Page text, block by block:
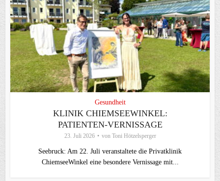
Gesundheit
KLINIK CHIEMSEEWINKEL:
PATIENTEN-VERNISSAGE
23. Juli 2026 von Toni Hötzelsperger
Seebruck: Am 22. Juli veranstaltete die Privatklinik
ChiemseeWinkel eine besondere Vernissage mit...